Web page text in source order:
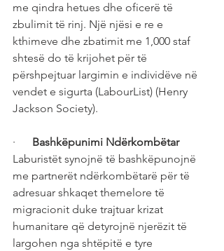
me qindra hetues dhe oficerë të
zbulimit të rinj. Një njësi e re e
kthimeve dhe zbatimit me 1,000 staf
shtesë do të krijohet për të
përshpejtuar largimin e individëve në
vendet e sigurta (LabourList) (Henry
Jackson Society).
· Bashkëpunimi Ndërkombëtar
Laburistët synojnë të bashkëpunojnë
me partnerët ndërkombëtarë për të
adresuar shkaqet themelore të
migracionit duke trajtuar krizat
humanitare që detyrojnë njerëzit të
largohen nga shtëpitë e tyre